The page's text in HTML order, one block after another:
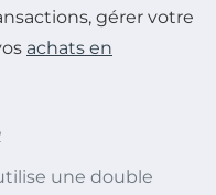
gérer votre
achats en
une double